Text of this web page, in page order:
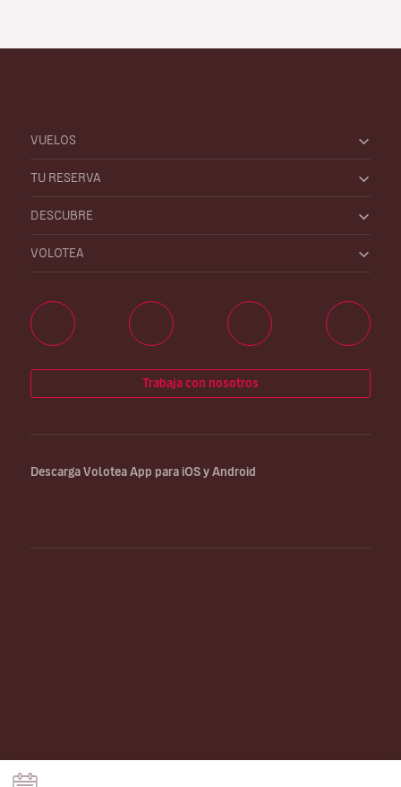
VUELOS
TU RESERVA
DESCUBRE
VOLOTEA
Trabaja con nosotros
Descarga Volotea App para iOS y Android